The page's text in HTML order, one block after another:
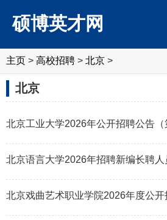
硕博英才网
主页 > 高校招聘 > 北京 >
北京
北京工业大学2026年公开招聘公告（
北京语言大学2026年招聘新编长聘人
北京戏曲艺术职业学院2026年度公